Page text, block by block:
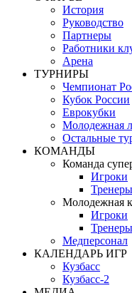
История
Руководство
Партнеры
Работники
Арена
ТУРНИРЫ
Чемпионат
Кубок России
Еврокубки
Молодежная
Остальные
КОМАНДЫ
Команда
Игроки
Тренеры
Молодежная
Игроки
Тренеры
Медперсонал
КАЛЕНДАРЬ ИГР
Кузбасс
Кузбасс-2